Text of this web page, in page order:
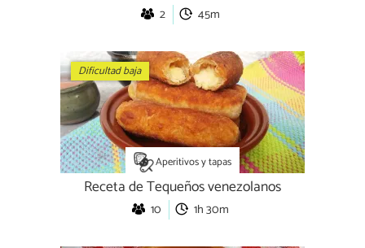
2 45m
Dificultad baja
Aperitivos y tapas
Receta de Tequeños venezolanos
10 1h 30m